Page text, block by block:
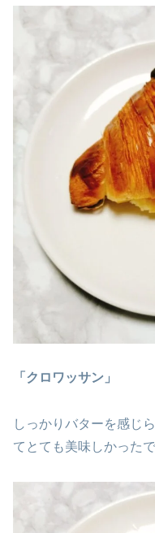
「クロワッサン」
しっかりバターを感じ
てとても美味しかった